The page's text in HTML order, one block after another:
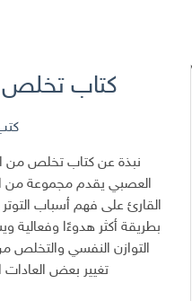
كتاب تخلص
نبذة عن كتاب تخلص من
العصبي يقدم مجموعة من
القارئ على فهم أسباب
بطريقة أكثر هدوءًا
التوازن النفسي والتخلص
تغيير بعض العادات